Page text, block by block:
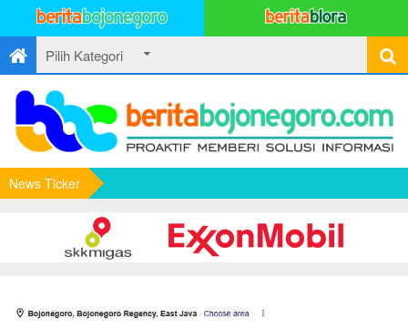
News Ticker